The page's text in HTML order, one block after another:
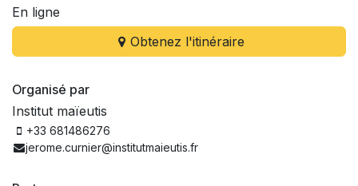
En ligne
Obtenez l'itinéraire
Organisé par
Institut maïeutis
+33 681486276
jerome.curnier@institutmaieutis.fr